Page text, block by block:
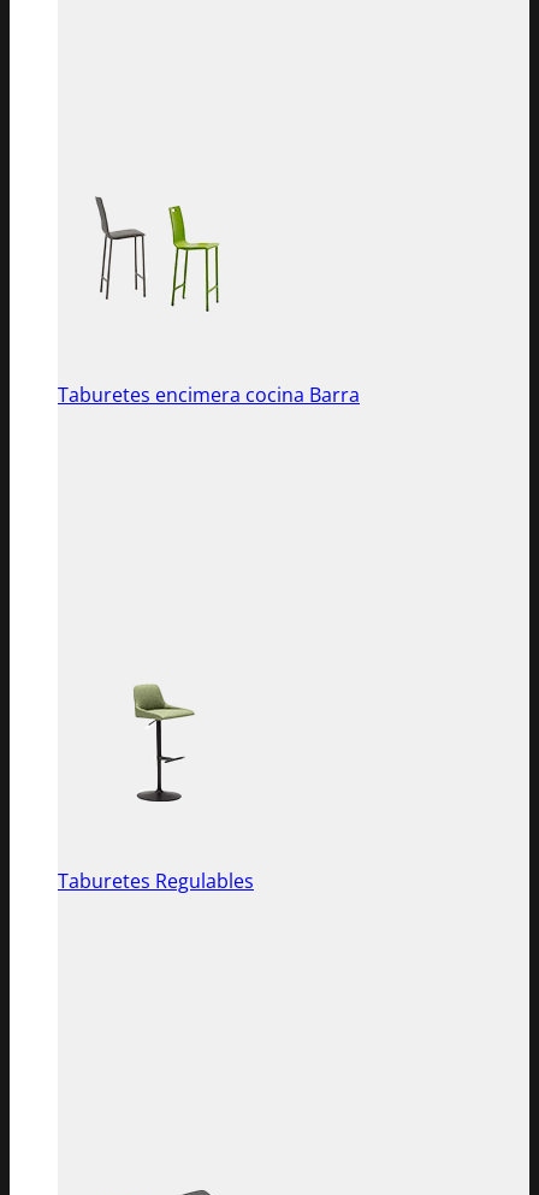
Taburetes encimera cocina Barra
Taburetes Regulables